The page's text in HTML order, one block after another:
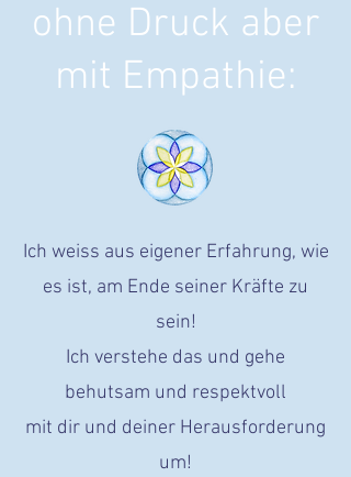
ohne Druck aber
mit Empathie:
Ich weiss aus eigener Erfahrung, wie
es ist, am Ende seiner Kräfte zu
sein!
Ich verstehe das und gehe
behutsam und respektvoll
mit dir und deiner Herausforderung
um!